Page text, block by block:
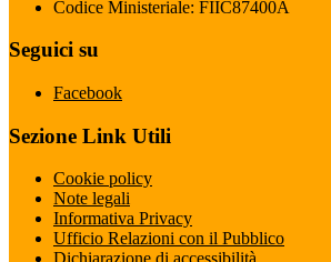
Codice Ministeriale: FIIC87400A
Seguici su
Facebook
Sezione Link Utili
Cookie policy
Note legali
Informativa Privacy
Ufficio Relazioni con il Pubblico